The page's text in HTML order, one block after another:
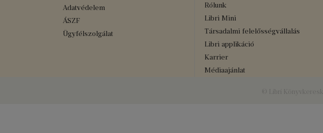
Adatvédelem
ÁSZF
Ügyfélszolgálat
Rólunk
Libri Mini
Társadalmi felelősségvállalás
Libri applikáció
Karrier
Médiaajánlat